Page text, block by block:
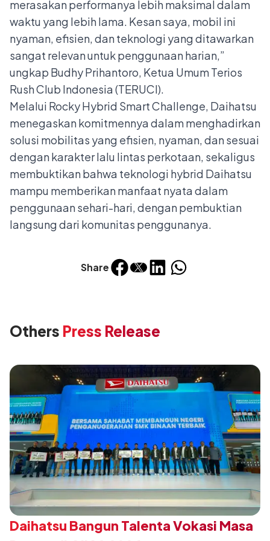
Share
merasakan performanya lebih maksimal dalam
waktu yang lebih lama. Kesan saya, mobil ini
nyaman, efisien, dan teknologi yang ditawarkan
sangat relevan untuk penggunaan harian,”
ungkap Budhy Prihantoro, Ketua Umum Terios
Rush Club Indonesia (TERUCI).
Melalui Rocky Hybrid Smart Challenge, Daihatsu
menegaskan komitmennya dalam menghadirkan
solusi mobilitas yang efisien, nyaman, dan sesuai
dengan karakter lalu lintas perkotaan, sekaligus
membuktikan bahwa teknologi hybrid Daihatsu
mampu memberikan manfaat nyata dalam
penggunaan sehari-hari, dengan pembuktian
langsung dari komunitas penggunanya.
Others Press Release
Daihatsu Bangun Talenta Vokasi Masa